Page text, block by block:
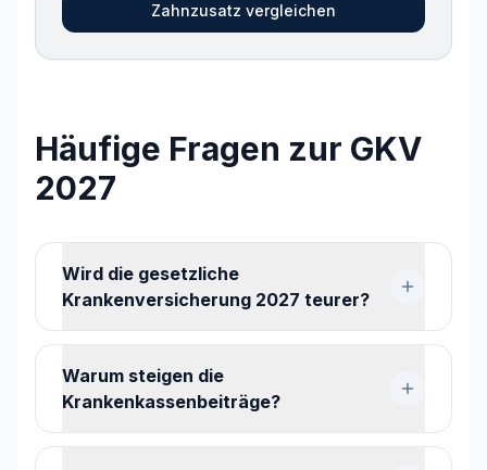
Zahnzusatz vergleichen
Häufige Fragen zur GKV
2027
Wird die gesetzliche
Krankenversicherung 2027 teurer?
Warum steigen die
Krankenkassenbeiträge?